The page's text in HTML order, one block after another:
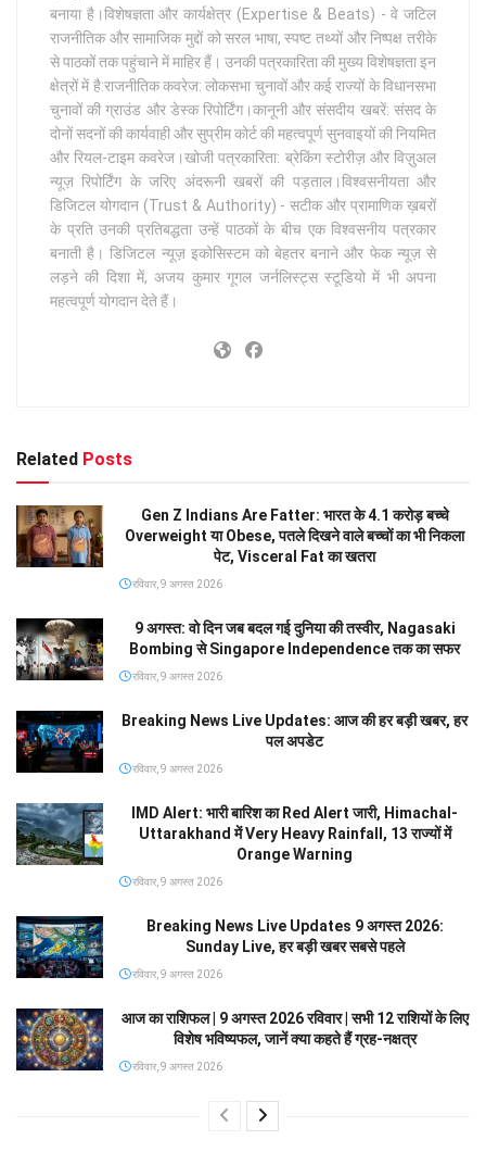
बनाया है।विशेषज्ञता और कार्यक्षेत्र (Expertise & Beats) - वे जटिल
राजनीतिक और सामाजिक मुद्दों को सरल भाषा, स्पष्ट तथ्यों और निष्पक्ष तरीके
से पाठकों तक पहुंचाने में माहिर हैं। उनकी पत्रकारिता की मुख्य विशेषज्ञता इन
क्षेत्रों में है:राजनीतिक कवरेज: लोकसभा चुनावों और कई राज्यों के विधानसभा
चुनावों की ग्राउंड और डेस्क रिपोर्टिंग।कानूनी और संसदीय खबरें: संसद के
दोनों सदनों की कार्यवाही और सुप्रीम कोर्ट की महत्वपूर्ण सुनवाइयों की नियमित
और रियल-टाइम कवरेज।खोजी पत्रकारिता: ब्रेकिंग स्टोरीज़ और विज़ुअल
न्यूज़ रिपोर्टिंग के जरिए अंदरूनी खबरों की पड़ताल।विश्वसनीयता और
डिजिटल योगदान (Trust & Authority) - सटीक और प्रामाणिक ख़बरों
के प्रति उनकी प्रतिबद्धता उन्हें पाठकों के बीच एक विश्वसनीय पत्रकार
बनाती है। डिजिटल न्यूज़ इकोसिस्टम को बेहतर बनाने और फेक न्यूज़ से
लड़ने की दिशा में, अजय कुमार गूगल जर्नलिस्ट्स स्टूडियो में भी अपना
महत्वपूर्ण योगदान देते हैं।
Related Posts
Gen Z Indians Are Fatter: भारत के 4.1 करोड़ बच्चे
Overweight या Obese, पतले दिखने वाले बच्चों का भी निकला
पेट, Visceral Fat का खतरा
रविवार, 9 अगस्त 2026
9 अगस्त: वो दिन जब बदल गई दुनिया की तस्वीर, Nagasaki
Bombing से Singapore Independence तक का सफर
रविवार, 9 अगस्त 2026
Breaking News Live Updates: आज की हर बड़ी खबर, हर
पल अपडेट
रविवार, 9 अगस्त 2026
IMD Alert: भारी बारिश का Red Alert जारी, Himachal-
Uttarakhand में Very Heavy Rainfall, 13 राज्यों में
Orange Warning
रविवार, 9 अगस्त 2026
Breaking News Live Updates 9 अगस्त 2026:
Sunday Live, हर बड़ी खबर सबसे पहले
रविवार, 9 अगस्त 2026
आज का राशिफल | 9 अगस्त 2026 रविवार | सभी 12 राशियों के लिए
विशेष भविष्यफल, जानें क्या कहते हैं ग्रह-नक्षत्र
रविवार, 9 अगस्त 2026